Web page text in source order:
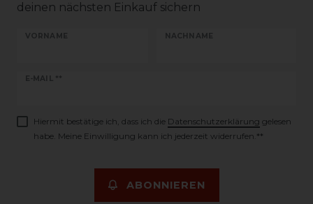
deinen nächsten Einkauf sichern
VORNAME NACHNAME
E-MAIL **
Newsletter
Hiermit bestätige ich, dass ich die Daten­schutz­erklärung gelesen
habe. Meine Einwilligung kann ich jederzeit widerrufen.**
ABONNIEREN